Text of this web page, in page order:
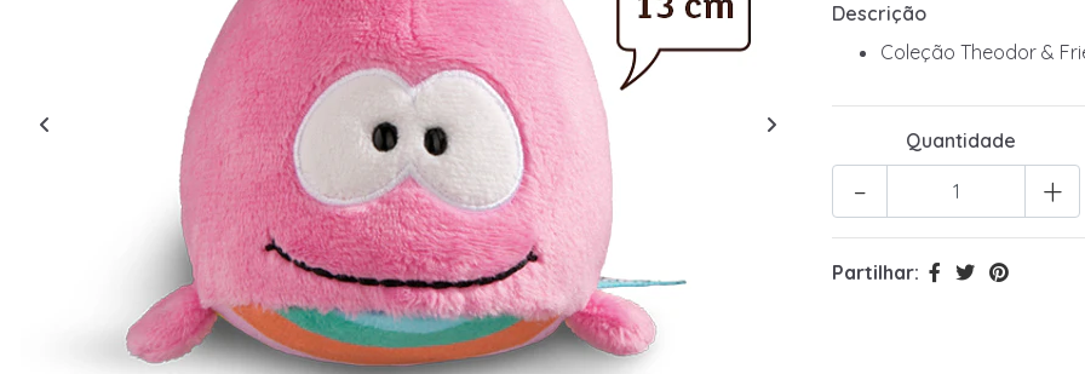
Descrição
Coleção Theodor &
Quantidade
+
-
Partilhar: